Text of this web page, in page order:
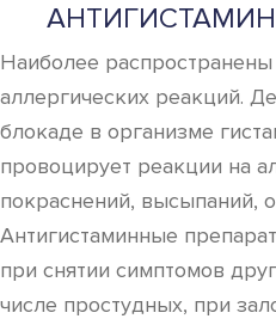
Наиболее
аллергических реакций.
блокаде в организме
провоцирует реакции на
покраснений, высыпаний,
Антигистаминные
при снятии симптомов
числе простудных, при